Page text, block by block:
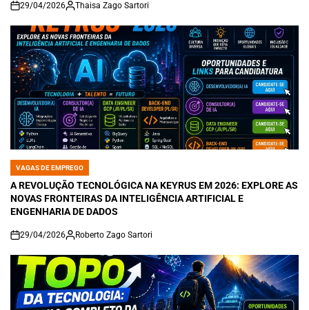
on
29/04/2026 Thaisa Zago Sartori
POSTED
IN
VAGAS DE EMPREGO
A REVOLUÇÃO TECNOLÓGICA NA KEYRUS EM 2026: EXPLORE AS
NOVAS FRONTEIRAS DA INTELIGÊNCIA ARTIFICIAL E
ENGENHARIA DE DADOS
on
29/04/2026 Roberto Zago Sartori